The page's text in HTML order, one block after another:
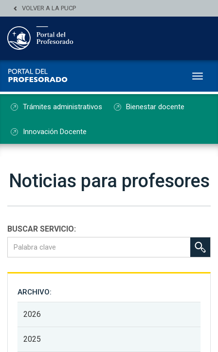
VOLVER A LA PUCP
Trámites administrativos Bienestar docente
Innovación Docente
Noticias para profesores
BUSCAR SERVICIO:
ARCHIVO:
2026
2025